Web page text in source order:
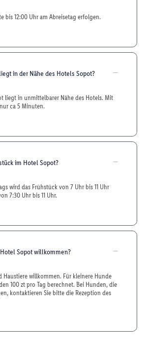
bis 12:00 Uhr am Abreisetag erfolgen.
in der Nähe des Hotels Sopot?
liegt in unmittelbarer Nähe des Hotels. Mit
ca 5 Minuten.
im Hotel Sopot?
wird das Frühstück von 7 Uhr bis 11 Uhr
7:30 Uhr bis 11 Uhr.
Sopot willkommen?
Haustiere willkommen. Für kleinere Hunde
100 zt pro Tag berechnet. Bei Hunden, die
kontaktieren Sie bitte die Rezeption des